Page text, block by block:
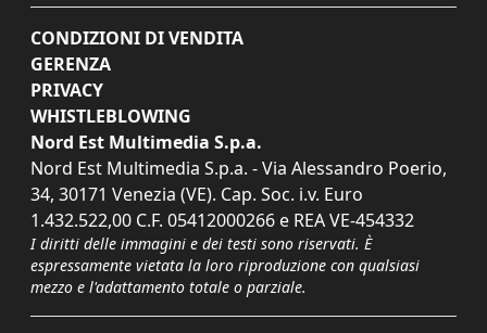
CONDIZIONI DI VENDITA
GERENZA
PRIVACY
WHISTLEBLOWING
Nord Est Multimedia S.p.a.
Nord Est Multimedia S.p.a. - Via Alessandro Poerio,
34, 30171 Venezia (VE). Cap. Soc. i.v. Euro
1.432.522,00 C.F. 05412000266 e REA VE-454332
I diritti delle immagini e dei testi sono riservati. È
espressamente vietata la loro riproduzione con qualsiasi
mezzo e l'adattamento totale o parziale.